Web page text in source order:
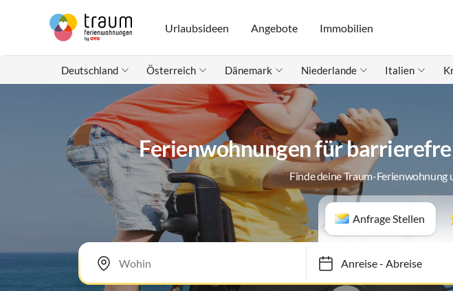
Urlaubsideen Angebote Immobilien
Deutschland Österreich Dänemark Niederlande Italien
Ferienwohnungen für
Finde deine Traum-Ferienwohnung
Anfrage Stellen
Anreise-Abreise